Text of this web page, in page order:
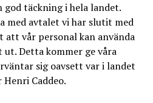
täckning i hela landet.
med avtalet vi har slutit med
att vår personal kan använda
Detta kommer ge våra
sig oavsett var i landet
Caddeo.